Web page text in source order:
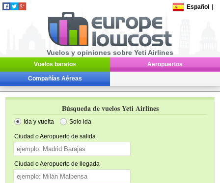
Español
Vuelos y opiniones sobre Yeti Airlines
Vuelos baratos Aeropuertos
Compañías Aéreas
Búsqueda de vuelos Yeti Airlines
Ida y vuelta Solo ida
Ciudad o Aeropuerto de salida
Ciudad o Aeropuerto de llegada